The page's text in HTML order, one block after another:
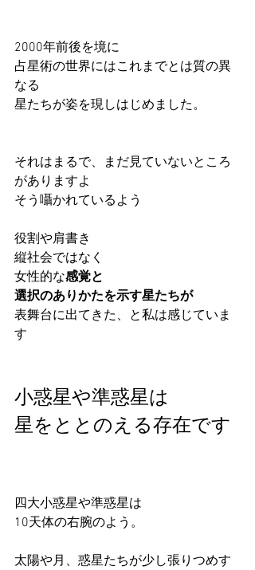
2000年前後を境に
占星術の世界にはこれまでとは質の異
なる
星たちが姿を現しはじめました。
それはまるで、まだ見ていないところ
がありますよ
そう囁かれているよう
役割や肩書き
縦社会ではなく
女性的な感覚と
選択のありかたを示す星たちが
表舞台に出てきた、と私は感じていま
す
小惑星や準惑星は
星をととのえる存在です
四大小惑星や準惑星は
10天体の右腕のよう。
太陽や月、惑星たちが少し張りつめす